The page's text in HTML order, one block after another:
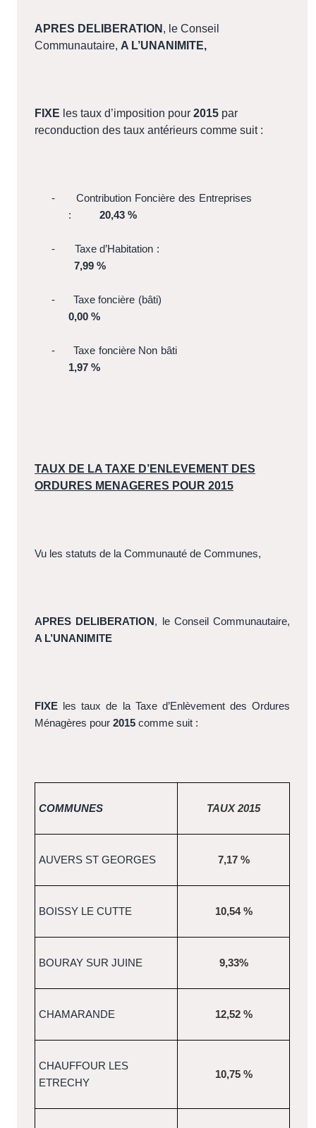
APRES DELIBERATION , le Conseil
Communautaire, A L’UNANIMITE,
FIXE les taux d’imposition pour 2015 par
reconduction des taux antérieurs comme suit :
-
Contribution Foncière des Entreprises
:
20,43 %
-
Taxe d’Habitation :
7,99 %
-
Taxe foncière (bâti)
0,00 %
-
Taxe foncière Non bâti
1,97 %
TAUX DE LA TAXE D’ENLEVEMENT DES
ORDURES MENAGERES POUR 2015
Vu les statuts de la Communauté de Communes,
APRES DELIBERATION , le Conseil Communautaire,
A L’UNANIMITE
FIXE les taux de la Taxe d’Enlèvement des Ordures
Ménagères pour 2015 comme suit :
COMMUNES TAUX 2015
AUVERS ST GEORGES 7,17 %
BOISSY LE CUTTE 10,54 %
BOURAY SUR JUINE 9,33%
CHAMARANDE 12,52 %
CHAUFFOUR LES
ETRECHY
10,75 %